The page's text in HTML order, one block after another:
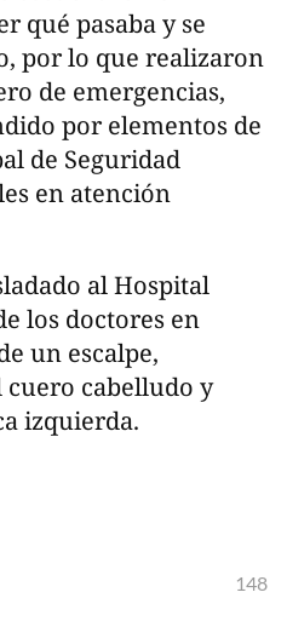
qué pasaba y se
por lo que realizaron
de emergencias,
por elementos de
de Seguridad
en atención
al Hospital
los doctores en
un escalpe,
cabelludo y
izquierda.
148